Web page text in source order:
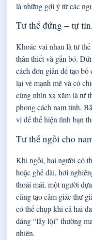
là những gợi ý từ các
Tư thế đứng – tự
Khoác vai nhau là tư
thân thiết và gắn bó.
cách đơn giản để tạo
lại vẻ mạnh mẽ và có
cùng nhìn xa xăm là tư
phong cách nam tính.
vị để thể hiện tình bạn
Tư thế ngồi cho
Khi ngồi, hai người có
hoặc ghế dài, hơi
thoải mái, một người
cũng tạo cảm giác thư
có thể chụp khi cả hai
dáng “lầy lội” thường
nhiên.